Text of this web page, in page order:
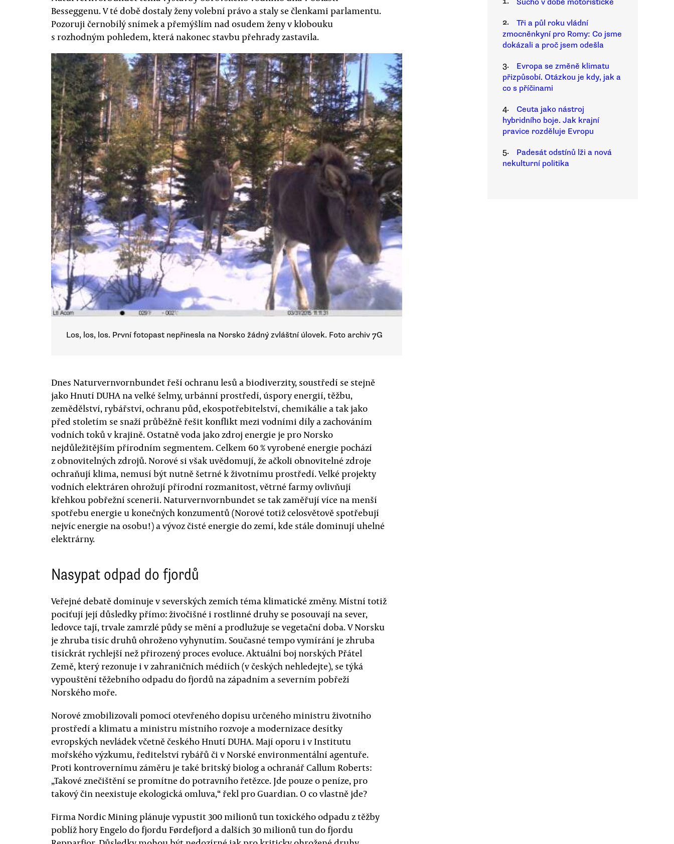
Besseggenu. V té době dostaly ženy volební právo a staly se členkami parlamentu.
Pozoruji černobílý snímek a přemýšlím nad osudem ženy v klobouku
s rozhodným pohledem, která nakonec stavbu přehrady zastavila.
Los, los, los. První fotopast nepřinesla na Norsko žádný zvláštní úlovek. Foto archiv 7G
Dnes Naturvernvornbundet řeší ochranu lesů a biodiverzity, soustředí se stejně
jako Hnutí DUHA na velké šelmy, urbánní prostředí, úspory energií, těžbu,
zemědělství, rybářství, ochranu půd, ekospotřebitelství, chemikálie a tak jako
před stoletím se snaží průběžně řešit konflikt mezi vodními díly a zachováním
vodních toků v krajině. Ostatně voda jako zdroj energie je pro Norsko
nejdůležitějším přírodním segmentem. Celkem 60 % vyrobené energie pochází
z obnovitelných zdrojů. Norové si však uvědomují, že ačkoli obnovitelné zdroje
ochraňují klima, nemusí být nutně šetrné k životnímu prostředí. Velké projekty
vodních elektráren ohrožují přírodní rozmanitost, větrné farmy ovlivňují
křehkou pobřežní scenerii. Naturvernvornbundet se tak zaměřují více na menší
spotřebu energie u konečných konzumentů (Norové totiž celosvětově spotřebují
nejvíc energie na osobu!) a vývoz čisté energie do zemí, kde stále dominují uhelné
elektrárny.
Nasypat odpad do fjordů
Veřejné debatě dominuje v severských zemích téma klimatické změny. Místní totiž
pociťují její důsledky přímo: živočišné i rostlinné druhy se posouvají na sever,
ledovce tají, trvale zamrzlé půdy se mění a prodlužuje se vegetační doba. V Norsku
je zhruba tisíc druhů ohroženo vyhynutím. Současné tempo vymírání je zhruba
tisíckrát rychlejší než přirozený proces evoluce. Aktuální boj norských Přátel
Země, který rezonuje i v zahraničních médiích (v českých nehledejte), se týká
vypouštění těžebního odpadu do fjordů na západním a severním pobřeží
Norského moře.
Norové zmobilizovali pomocí otevřeného dopisu určeného ministru životního
prostředí a klimatu a ministru místního rozvoje a modernizace desítky
evropských nevládek včetně českého Hnutí DUHA. Mají oporu i v Institutu
mořského výzkumu, ředitelství rybářů či v Norské environmentální agentuře.
Proti kontrovernímu záměru je také britský biolog a ochranář Callum Roberts:
„Takové znečištění se promítne do potravního řetězce. Jde pouze o peníze, pro
takový čin neexistuje ekologická omluva,“ řekl pro Guardian. O co vlastně jde?
Firma Nordic Mining plánuje vypustit 300 milionů tun toxického odpadu z těžby
poblíž hory Engelo do fjordu Førdefjord a dalších 30 milionů tun do fjordu
Sucho v době motoristické
2.
Tři a půl roku vládní
zmocněnkyní pro Romy: Co jsme
dokázali a proč jsem odešla
3.
Evropa se změně klimatu
přizpůsobí. Otázkou je kdy, jak a
co s příčinami
4.
Ceuta jako nástroj
hybridního boje. Jak krajní
pravice rozděluje Evropu
5.
Padesát odstínů lži a nová
nekulturní politika